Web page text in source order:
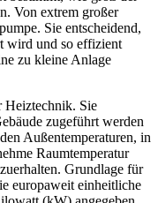
Von extrem großer
Sie entscheidend,
wird und so effizient
zu kleine Anlage
Heiztechnik. Sie
zugeführt werden
Außentemperaturen, in
Raumtemperatur
Grundlage für
europaweit einheitliche